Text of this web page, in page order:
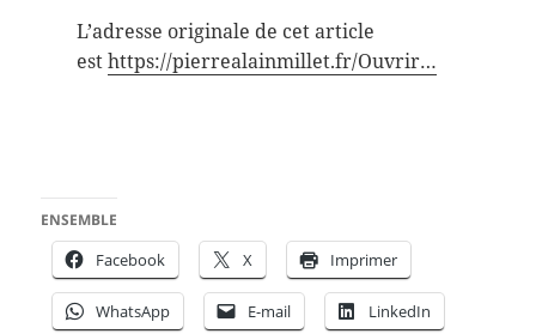
L’adresse originale de cet article
esthttps://pierrealainmillet.fr/Ouvrir…
ENSEMBLE
Facebook X Imprimer
WhatsApp E-mail LinkedIn